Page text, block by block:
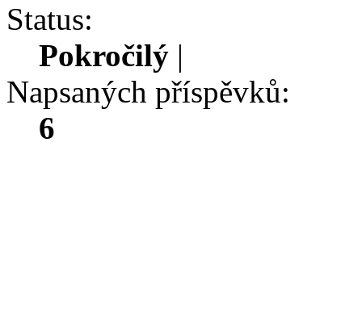
Status:
Pokročilý |
Napsaných příspěvků:
6